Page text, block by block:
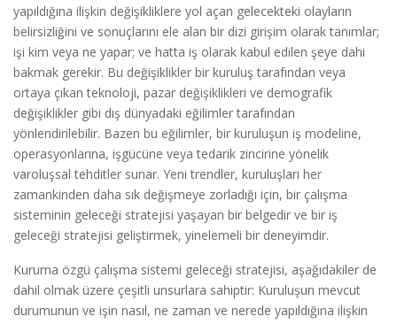
yapıldığına ilişkin değişikliklere yol açan gelecekteki olayların
belirsizliğini ve sonuçlarını ele alan bir dizi girişim olarak tanımlar;
işi kim veya ne yapar; ve hatta iş olarak kabul edilen şeye dahi
bakmak gerekir. Bu değişiklikler bir kuruluş tarafından veya
ortaya çıkan teknoloji, pazar değişiklikleri ve demografik
değişiklikler gibi dış dünyadaki eğilimler tarafından
yönlendirilebilir. Bazen bu eğilimler, bir kuruluşun iş modeline,
operasyonlarına, işgücüne veya tedarik zincirine yönelik
varoluşsal tehditler sunar. Yeni trendler, kuruluşları her
zamankinden daha sık değişmeye zorladığı için, bir çalışma
sisteminin geleceği stratejisi yaşayan bir belgedir ve bir iş
geleceği stratejisi geliştirmek, yinelemeli bir deneyimdir.
Kuruma özgü çalışma sistemi geleceği stratejisi, aşağıdakiler de
dahil olmak üzere çeşitli unsurlara sahiptir: Kuruluşun mevcut
durumunun ve işin nasıl, ne zaman ve nerede yapıldığına ilişkin